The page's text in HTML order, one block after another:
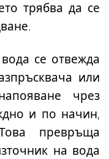
трябва да се
се отвежда
или
чрез
и по начин,
превръща
на вода